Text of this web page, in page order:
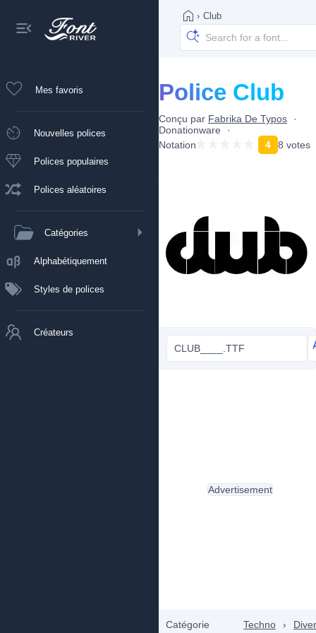
Mes favoris
Nouvelles polices
Polices populaires
Polices aléatoires
Catégories
Alphabétiquement
Styles de polices
Créateurs
› Club
Police Club
Conçu par Fabrika De Typos
Donationware
Notation
4 8 votes
CLUB____.TTF
Catégorie Techno ›
Advertisement